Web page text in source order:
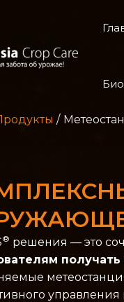
® решения — это
управления